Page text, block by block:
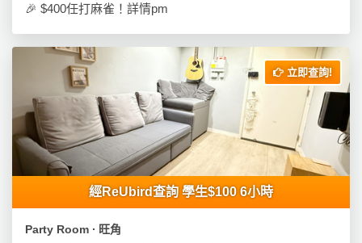
🎉 $400任打麻雀！詳情pm
立即查詢!
經ReUbird查詢 學生$100 6小時
Party Room ∙ 旺角